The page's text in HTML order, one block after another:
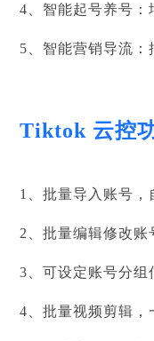
4、智能起号养号：
5、智能营销导流：
Tiktok 云控
1、批量导入账号，
2、批量编辑修改账
3、可设定账号分
4、批量视频剪辑，